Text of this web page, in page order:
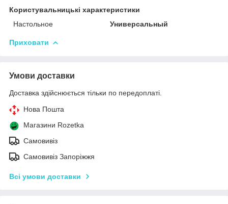
Користувальницькі характеристики
Настольное
Универсальный
Приховати
Умови доставки
Доставка здійснюється тільки по передоплаті.
Нова Пошта
Магазини Rozetka
Самовивіз
Самовивіз Запоріжжя
Всі умови доставки